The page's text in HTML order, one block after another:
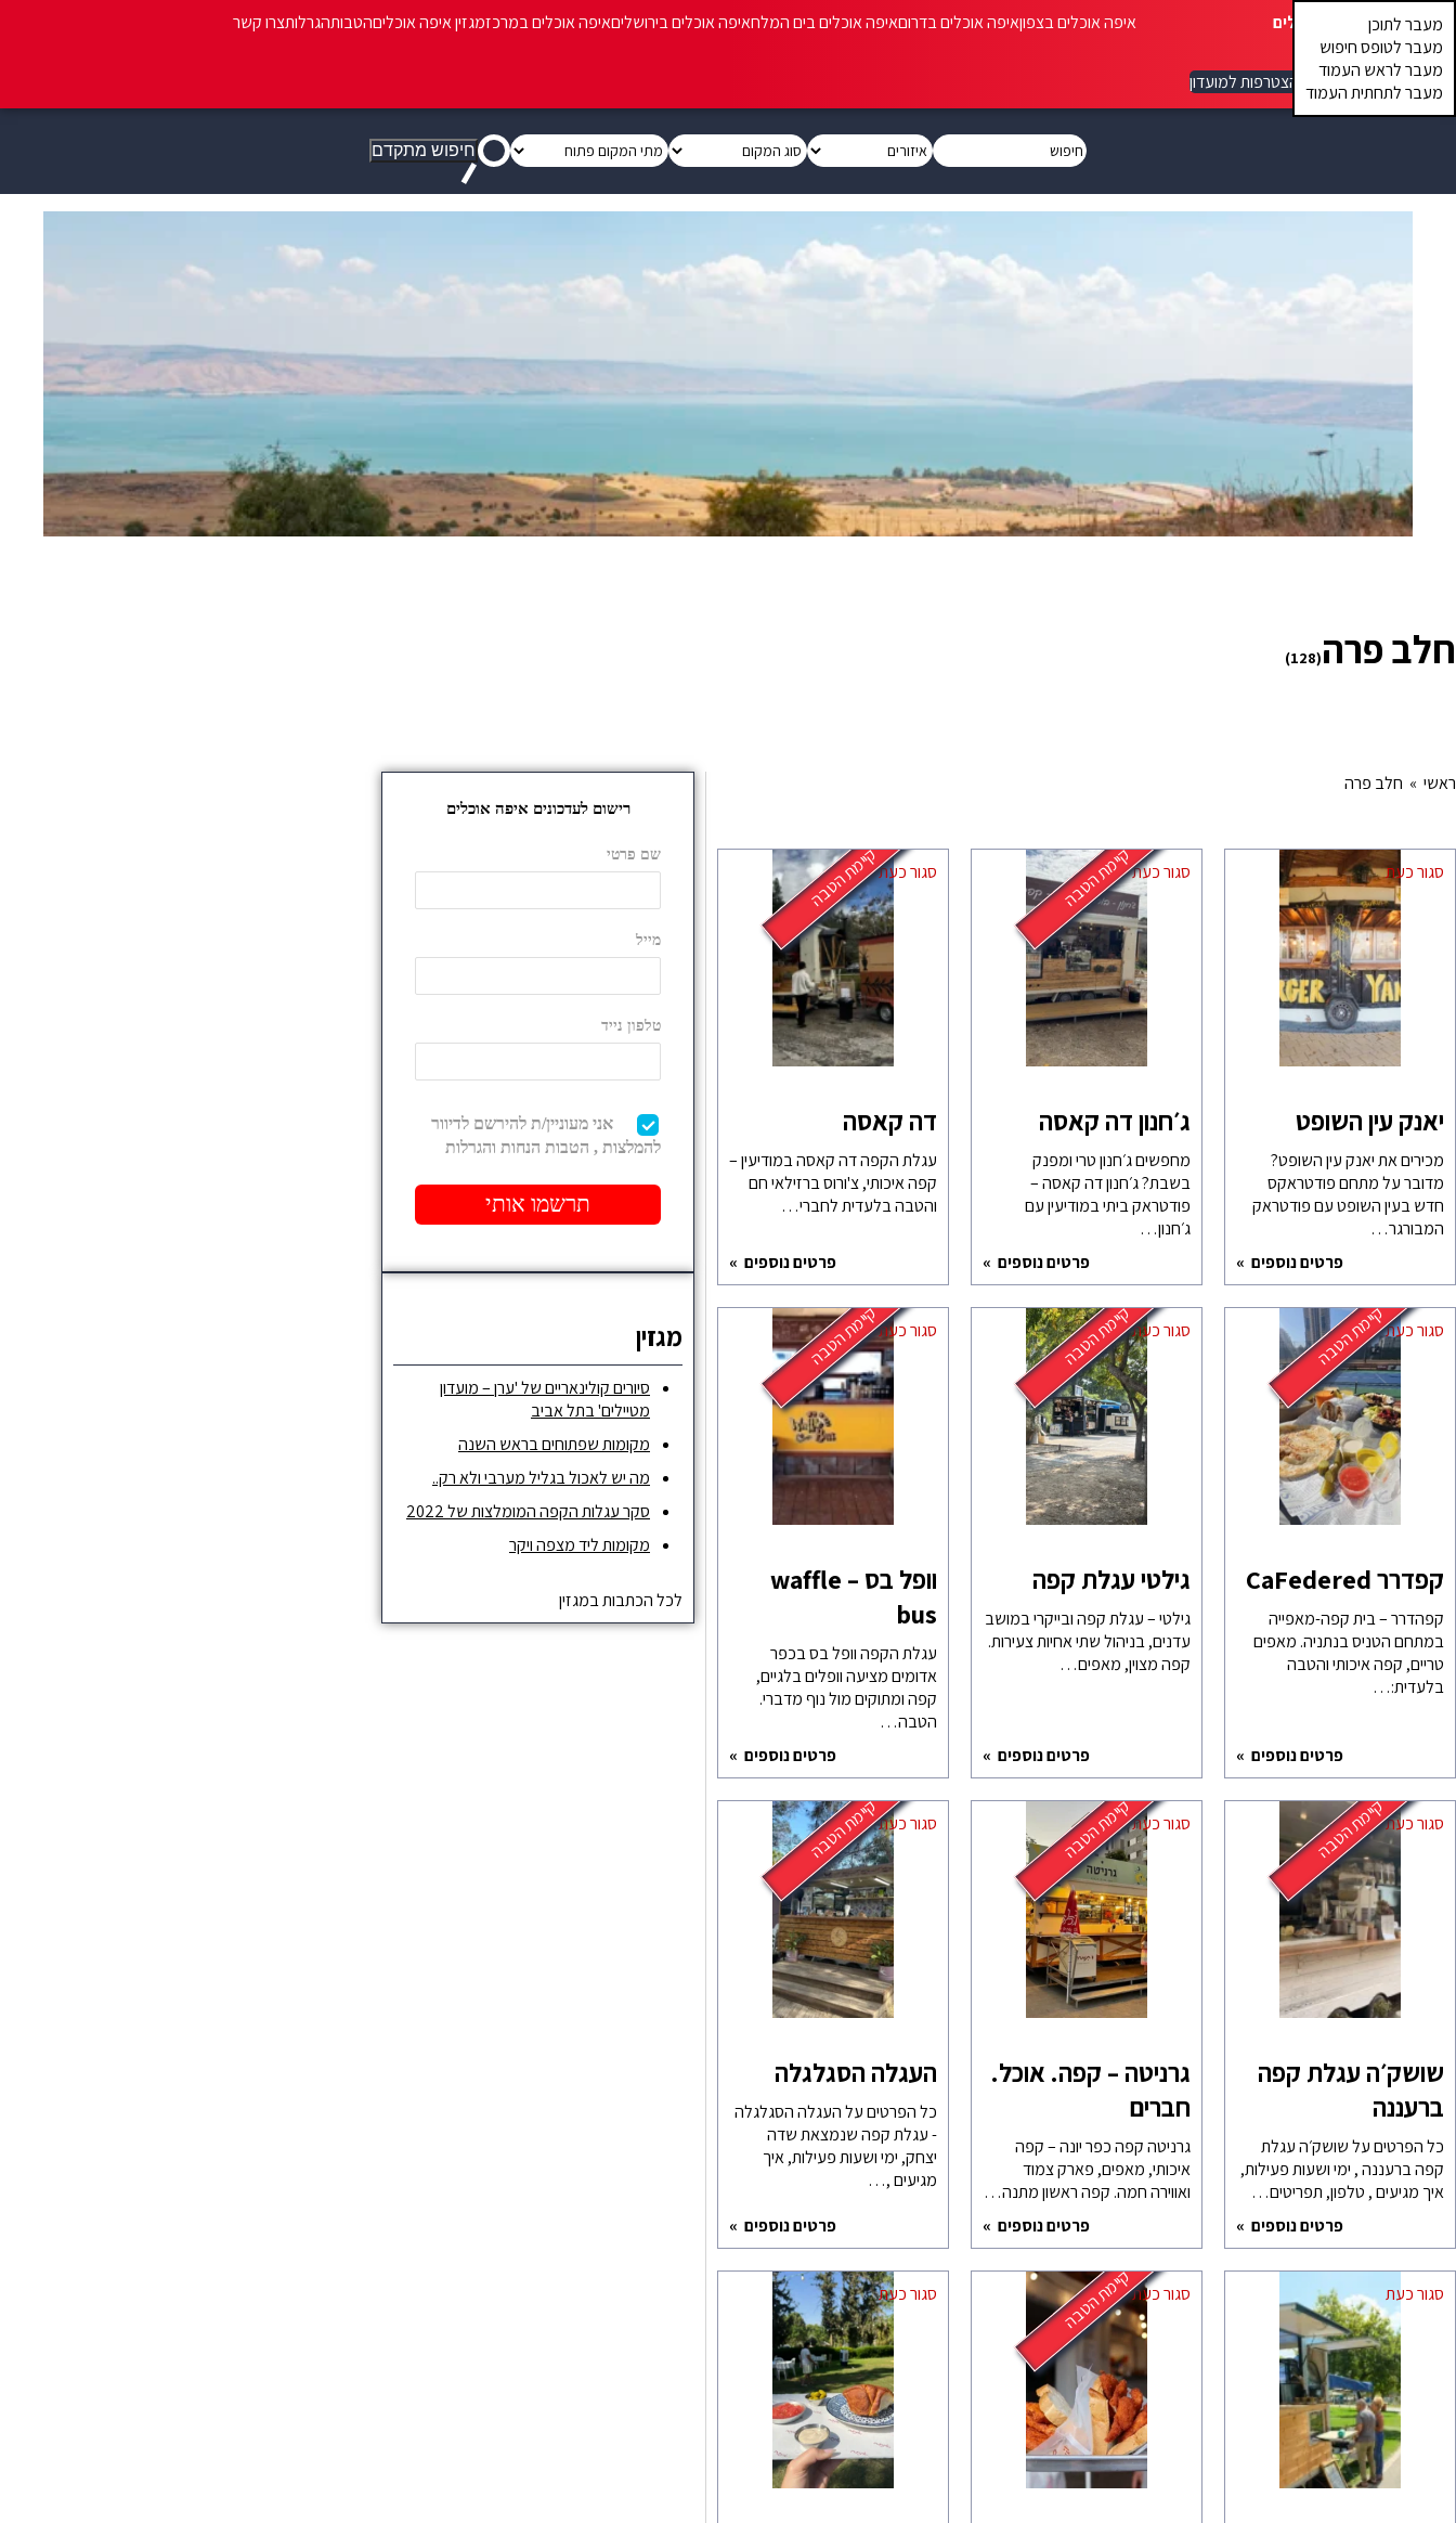
מעבר לתוכן
מעבר לטופס חיפוש
מעבר לראש העמוד
מעבר לתחתית העמוד
איפה אוכלים איפה אוכלים בצפוןאיפה אוכלים בדרוםאיפה אוכלים בים המלחאיפה אוכלים בירושליםאיפה אוכלים במרכזמגזין איפה אוכליםהטבותהגרלותצרו קשר
הצטרפות למועדון
חיפוש מתקדם
חלב פרה(128)
ראשי » חלב פרה
יאנק עין השופט
מכירים את יאנק עין השופט?
מדובר על מתחם פודטראקס
חדש בעין השופט עם פודטראק
המבורגר…
סגור כעת
פרטים נוספים
קיימת הטבה
ג׳חנון דה קאסה
מחפשים ג׳חנון טרי ומפנק
בשבת? ג׳חנון דה קאסה –
פודטראק ביתי במודיעין עם
ג׳חנון…
סגור כעת
פרטים נוספים
קיימת הטבה
דה קאסה
עגלת הקפה דה קאסה במודיעין –
קפה איכותי, צ'ורוס ברזילאי חם
והטבה בלעדית לחברי…
סגור כעת
פרטים נוספים
קיימת הטבה
קפדרר CaFedered
קפהדרר – בית קפה-מאפייה
במתחם הטניס בנתניה. מאפים
טריים, קפה איכותי והטבה
בלעדית:…
סגור כעת
פרטים נוספים
קיימת הטבה
גילטי עגלת קפה
גילטי – עגלת קפה ובייקרי במושב
עדנים, בניהול שתי אחיות צעירות.
קפה מצוין, מאפים…
סגור כעת
פרטים נוספים
קיימת הטבה
וופל בס – waffle
bus
עגלת הקפה וופל בס בכפר
אדומים מציעה וופלים בלגיים,
קפה ומתוקים מול נוף מדברי.
הטבה…
סגור כעת
פרטים נוספים
קיימת הטבה
שושק׳ה עגלת קפה
ברעננה
כל הפרטים על שושק׳ה עגלת
קפה ברעננה , ימי ושעות פעילות,
איך מגיעים , טלפון, תפריטים…
סגור כעת
פרטים נוספים
קיימת הטבה
גרניטה – קפה. אוכל.
חברים
גרניטה קפה כפר יונה – קפה
איכותי, מאפים, פארק צמוד
ואווירה חמה. קפה ראשון מתנה…
סגור כעת
פרטים נוספים
קיימת הטבה
העגלה הסגלגלה
כל הפרטים על העגלה הסגלגלה
- עגלת קפה שנמצאת שדה
יצחק, ימי ושעות פעילות, איך
מגיעים ,…
סגור כעת
פרטים נוספים
סגור כעת קיימת הטבהסגור כעת סגור כעת
מגזין
סיורים קולינאריים של 'ערן – מועדון
מטיילים' בתל אביב
מקומות שפתוחים בראש השנה
מה יש לאכול בגליל מערבי ולא רק..
סקר עגלות הקפה המומלצות של 2022
מקומות ליד מצפה ויקר
לכל הכתבות במגזין